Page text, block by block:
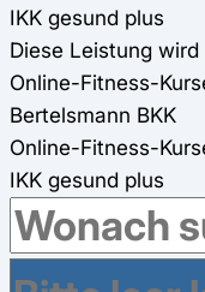
IKK gesund plus
Diese Leistung
Online-Fitness-
Bertelsmann BKK
Online-Fitness-
IKK gesund plus
IKK-eigene Online-
Gesundheitsreisen
Bertelsmann BKK